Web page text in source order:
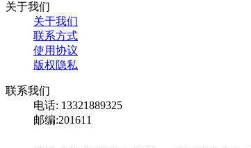
关于我们
关于我们
联系方式
使用协议
版权隐私
联系我们
电话: 13321889325
邮编:201611